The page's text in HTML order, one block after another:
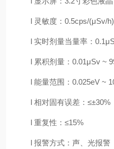
l 灵敏度：0.5cps/(μSv/
l 实时剂量当量率：
l 累积剂量：0.01μSv ~
l 能量范围：0.025eV ~
l 相对固有误差：≤±30%
l 重复性：≤15%
l 报警方式：声、光报警